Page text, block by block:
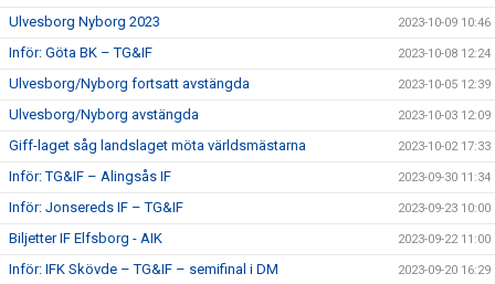
Ulvesborg Nyborg 2023 2023-10-09 10:46
Inför: Göta BK – TG&IF 2023-10-08 12:24
Ulvesborg/Nyborg fortsatt avstängda 2023-10-05 12:39
Ulvesborg/Nyborg avstängda 2023-10-03 12:09
Giff-laget såg landslaget möta världsmästarna 2023-10-02 17:33
Inför: TG&IF – Alingsås IF 2023-09-30 11:34
Inför: Jonsereds IF – TG&IF 2023-09-23 10:00
Biljetter IF Elfsborg - AIK 2023-09-22 11:00
Inför: IFK Skövde – TG&IF – semifinal i DM 2023-09-20 16:29